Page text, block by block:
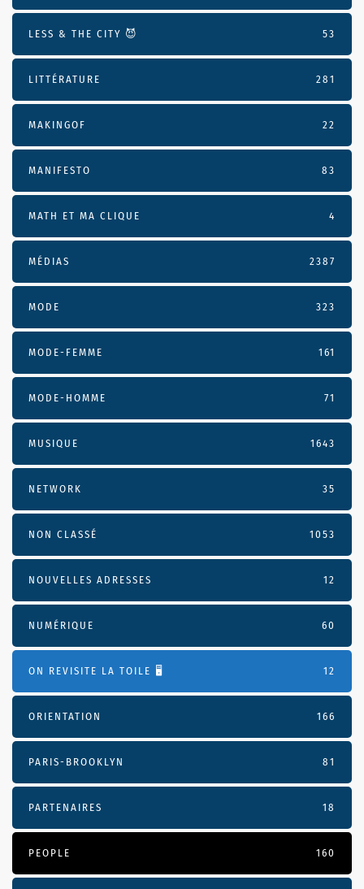
LESS & THE CITY 😈 53
LITTÉRATURE 281
MAKINGOF 22
MANIFESTO 83
MATH ET MA CLIQUE 4
MÉDIAS 2387
MODE 323
MODE-FEMME 161
MODE-HOMME 71
MUSIQUE 1643
NETWORK 35
NON CLASSÉ 1053
NOUVELLES ADRESSES 12
NUMÉRIQUE 60
ON REVISITE LA TOILE 🖥️ 12
ORIENTATION 166
PARIS-BROOKLYN 81
PARTENAIRES 18
PEOPLE 160